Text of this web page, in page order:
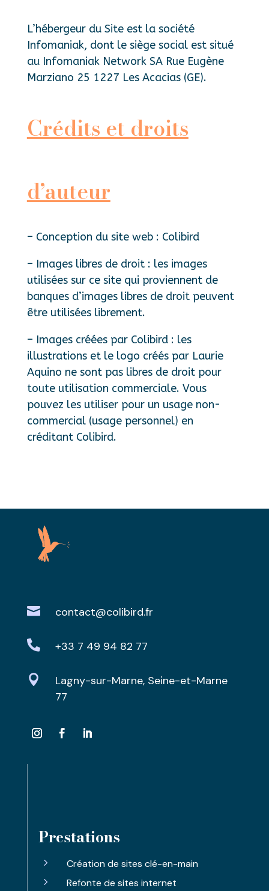
L’hébergeur du Site est la société
Infomaniak, dont le siège social est situé
au Infomaniak Network SA Rue Eugène
Marziano 25 1227 Les Acacias (GE).
Crédits et droits
d’auteur
– Conception du site web : Colibird
– Images libres de droit : les images
utilisées sur ce site qui proviennent de
banques d’images libres de droit peuvent
être utilisées librement.
– Images créées par Colibird : les
illustrations et le logo créés par Laurie
Aquino ne sont pas libres de droit pour
toute utilisation commerciale. Vous
pouvez les utiliser pour un usage non-
commercial (usage personnel) en
créditant Colibird.
 contact@colibird.fr
 +33 7 49 94 82 77

Lagny-sur-Marne, Seine-et-Marne
77
Prestations
5 Création de sites clé-en-main
5 Refonte de sites internet